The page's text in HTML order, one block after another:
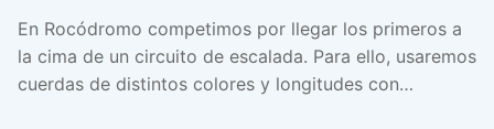
En Rocódromo competimos por llegar los primeros a
la cima de un circuito de escalada. Para ello, usaremos
cuerdas de distintos colores y longitudes con…